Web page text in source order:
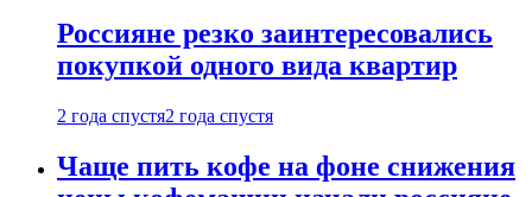
Россияне резко заинтересовались
покупкой одного вида квартир
2 года спустя2 года спустя
Чаще пить кофе на фоне снижения